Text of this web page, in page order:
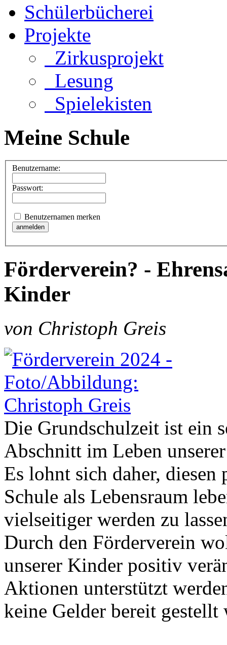
Schülerbücherei
Projekte
Zirkusprojekt
Lesung
Spielekisten
Meine Schule
Benutzername:
Passwort:
Benutzernamen merken
Förderverein? -
Kinder
von Christoph Greis
Die Grundschulzeit ist ein
Abschnitt im Leben
Es lohnt sich daher,
Schule als Lebensraum
vielseitiger werden zu
Durch den Förderverein
unserer Kinder positiv
Aktionen unterstützt
keine Gelder bereit gestellt